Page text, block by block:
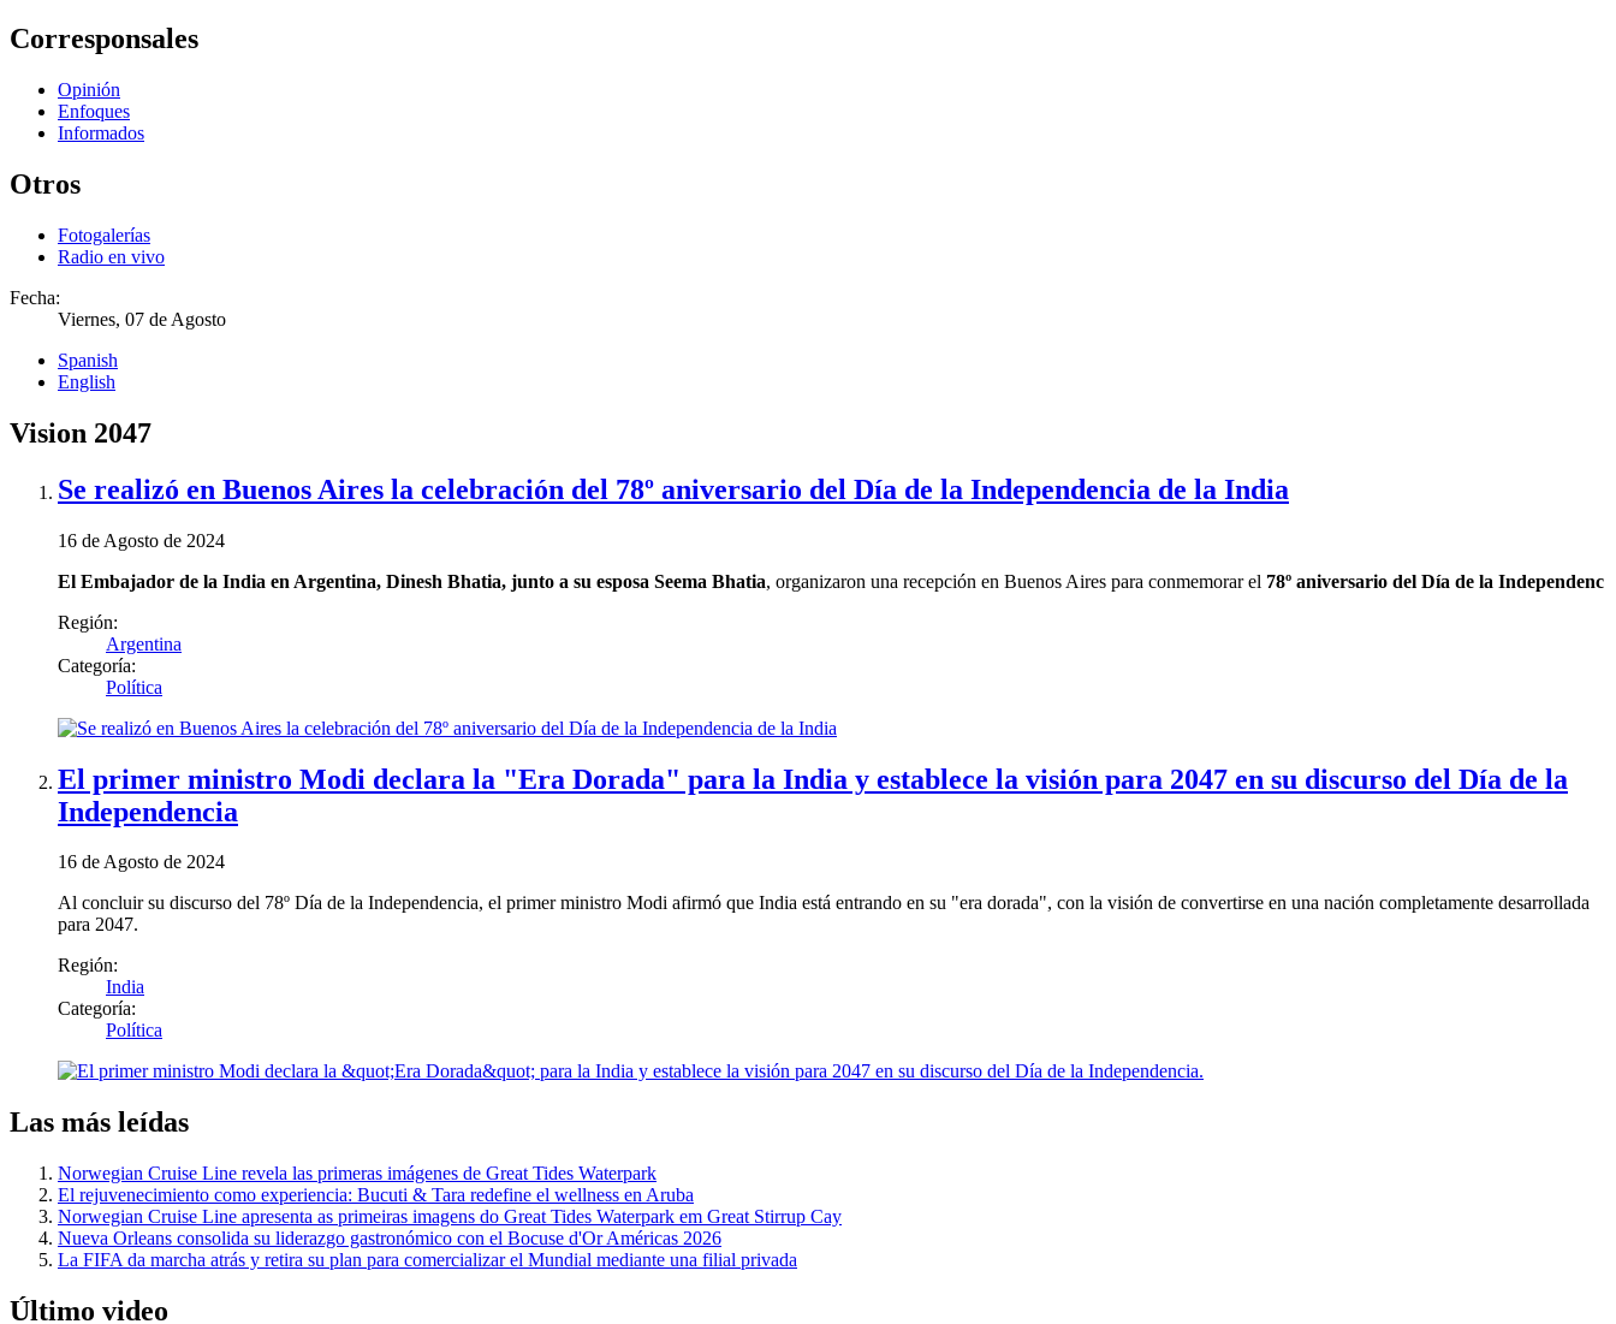
Corresponsales
Opinión
Enfoques
Informados
Otros
Fotogalerías
Radio en vivo
Fecha:
Viernes, 07 de Agosto
Spanish
English
Vision 2047
Se realizó en Buenos Aires la celebración del 78º aniversario del Día de la Independencia de la India
16 de Agosto de 2024
El Embajador de la India en Argentina, Dinesh Bhatia, junto a su esposa Seema Bhatia, organizaron una recepción en Buenos Aires para conmemorar el 78º aniversario del Día de la Independenc
Región:
Argentina
Categoría:
Política
El primer ministro Modi declara la "Era Dorada" para la India y establece la visión para 2047 en su discurso del Día de la
Independencia
16 de Agosto de 2024
Al concluir su discurso del 78º Día de la Independencia, el primer ministro Modi afirmó que India está entrando en su "era dorada", con la visión de convertirse en una nación completamente desarrollada
para 2047.
Región:
India
Categoría:
Política
Las más leídas
Norwegian Cruise Line revela las primeras imágenes de Great Tides Waterpark
El rejuvenecimiento como experiencia: Bucuti & Tara redefine el wellness en Aruba
Norwegian Cruise Line apresenta as primeiras imagens do Great Tides Waterpark em Great Stirrup Cay
Nueva Orleans consolida su liderazgo gastronómico con el Bocuse d'Or Américas 2026
La FIFA da marcha atrás y retira su plan para comercializar el Mundial mediante una filial privada
Último video